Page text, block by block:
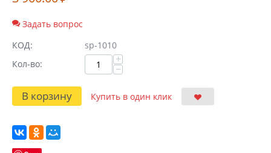
Задать вопрос
КОД:
sp-1010
Кол-во:
+
−
В корзину Купить в один клик